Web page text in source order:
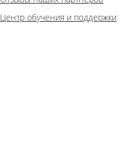
Центр обучения и поддержки